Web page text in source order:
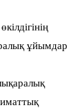
ұйымдар